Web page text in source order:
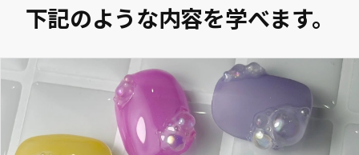
下記のような内容を学べます。